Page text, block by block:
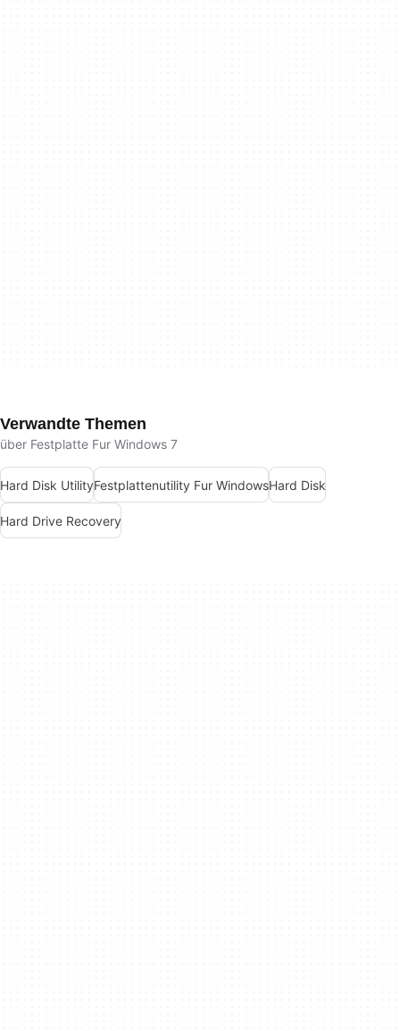
Verwandte Themen
über Festplatte Fur Windows 7
Hard Disk UtilityFestplattenutility Fur WindowsHard Disk
Hard Drive Recovery